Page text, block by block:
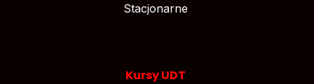
Stacjonarne
Kursy UDT